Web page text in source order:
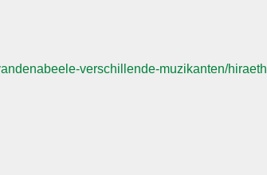
verschillende-muzikanten/hiraeth